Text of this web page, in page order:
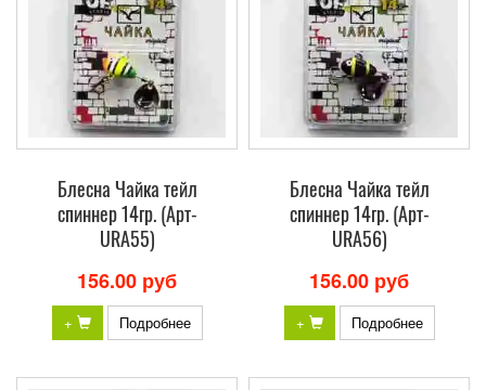
Блесна Чайка тейл
спиннер 14гр. (Арт-
URA55)
156.00 руб
+ Подробнее
Блесна Чайка тейл
спиннер 14гр. (Арт-
URA56)
156.00 руб
+ Подробнее